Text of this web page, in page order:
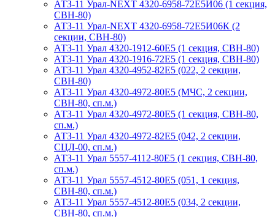
АТЗ-11 Урал-NEXT 4320-6958-72Е5И06 (1 секция,
СВН-80)
АТЗ-11 Урал-NEXT 4320-6958-72Е5И06К (2
секции, СВН-80)
АТЗ-11 Урал 4320-1912-60Е5 (1 секция, СВН-80)
АТЗ-11 Урал 4320-1916-72Е5 (1 секция, СВН-80)
АТЗ-11 Урал 4320-4952-82Е5 (022, 2 секции,
СВН-80)
АТЗ-11 Урал 4320-4972-80Е5 (МЧС, 2 секции,
СВН-80, сп.м.)
АТЗ-11 Урал 4320-4972-80Е5 (1 секция, СВН-80,
сп.м.)
АТЗ-11 Урал 4320-4972-82Е5 (042, 2 секции,
СЦЛ-00, сп.м.)
АТЗ-11 Урал 5557-4112-80Е5 (1 секция, СВН-80,
сп.м.)
АТЗ-11 Урал 5557-4512-80Е5 (051, 1 секция,
СВН-80, сп.м.)
АТЗ-11 Урал 5557-4512-80Е5 (034, 2 секции,
СВН-80, сп.м.)